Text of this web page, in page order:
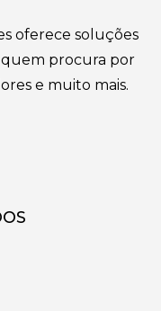
oferece soluções
procura por
e muito mais.